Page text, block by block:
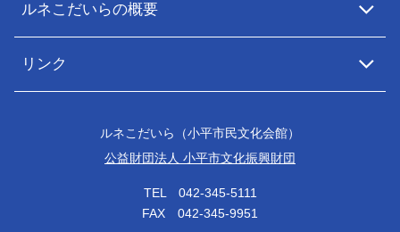
ルネこだいらの概要
リンク
ルネこだいら（小平市民文化会館）
公益財団法人 小平市文化振興財団
TEL 042-345-5111
FAX 042-345-9951